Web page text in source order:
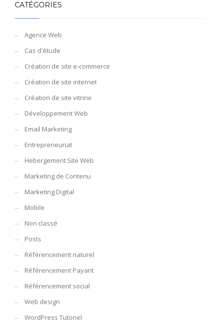
CATÉGORIES
Agence Web
Cas d'étude
Création de site e-commerce
Création de site internet
Création de site vitrine
Développement Web
Email Marketing
Entrepreneuriat
Hebergement Site Web
Marketing de Contenu
Marketing Digital
Mobile
Non classé
Posts
Référencement naturel
Référencement Payant
Référencement social
Web design
WordPress Tutoriel